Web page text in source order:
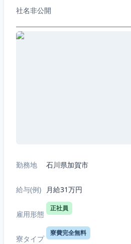
社名非公開
勤務地 石川県加賀市
給与(例) 月給31万円
雇用形態
正社員
寮タイプ
寮費完全無料